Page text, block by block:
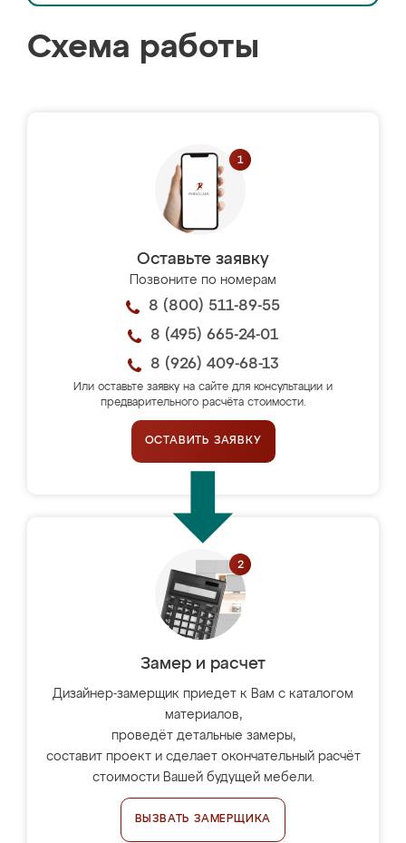
Схема работы
Оставьте заявку
Позвоните по номерам
8 (800) 511-89-55
8 (495) 665-24-01
8 (926) 409-68-13
Или оставьте заявку на сайте для консультации и
предварительного расчёта стоимости.
ОСТАВИТЬ ЗАЯВКУ
Замер и расчет
Дизайнер-замерщик приедет к Вам с каталогом
материалов,
проведёт детальные замеры,
составит проект и сделает окончательный расчёт
стоимости Вашей будущей мебели.
ВЫЗВАТЬ ЗАМЕРЩИКА